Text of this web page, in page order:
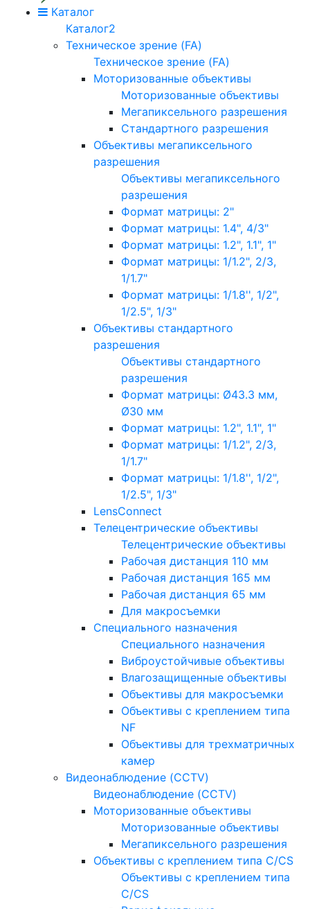
Каталог
Каталог2
Техническое зрение (FA)
Техническое зрение (FA)
Моторизованные объективы
Моторизованные объективы
Мегапиксельного разрешения
Стандартного разрешения
Объективы мегапиксельного
разрешения
Объективы мегапиксельного
разрешения
Формат матрицы: 2"
Формат матрицы: 1.4", 4/3"
Формат матрицы: 1.2", 1.1", 1"
Формат матрицы: 1/1.2", 2/3,
1/1.7"
Формат матрицы: 1/1.8'', 1/2",
1/2.5", 1/3"
Объективы стандартного
разрешения
Объективы стандартного
разрешения
Формат матрицы: Ø43.3 мм,
Ø30 мм
Формат матрицы: 1.2", 1.1", 1"
Формат матрицы: 1/1.2", 2/3,
1/1.7"
Формат матрицы: 1/1.8'', 1/2",
1/2.5", 1/3"
LensConnect
Телецентрические объективы
Телецентрические объективы
Рабочая дистанция 110 мм
Рабочая дистанция 165 мм
Рабочая дистанция 65 мм
Для макросъемки
Специального назначения
Специального назначения
Виброустойчивые объективы
Влагозащищенные объективы
Объективы для макросъемки
Объективы с креплением типа
NF
Объективы для трехматричных
камер
Видеонаблюдение (CCTV)
Видеонаблюдение (CCTV)
Моторизованные объективы
Моторизованные объективы
Мегапиксельного разрешения
Объективы с креплением типа C/CS
Объективы с креплением типа
C/CS